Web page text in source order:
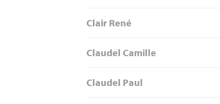
Clair René
Claudel Camille
Claudel Paul